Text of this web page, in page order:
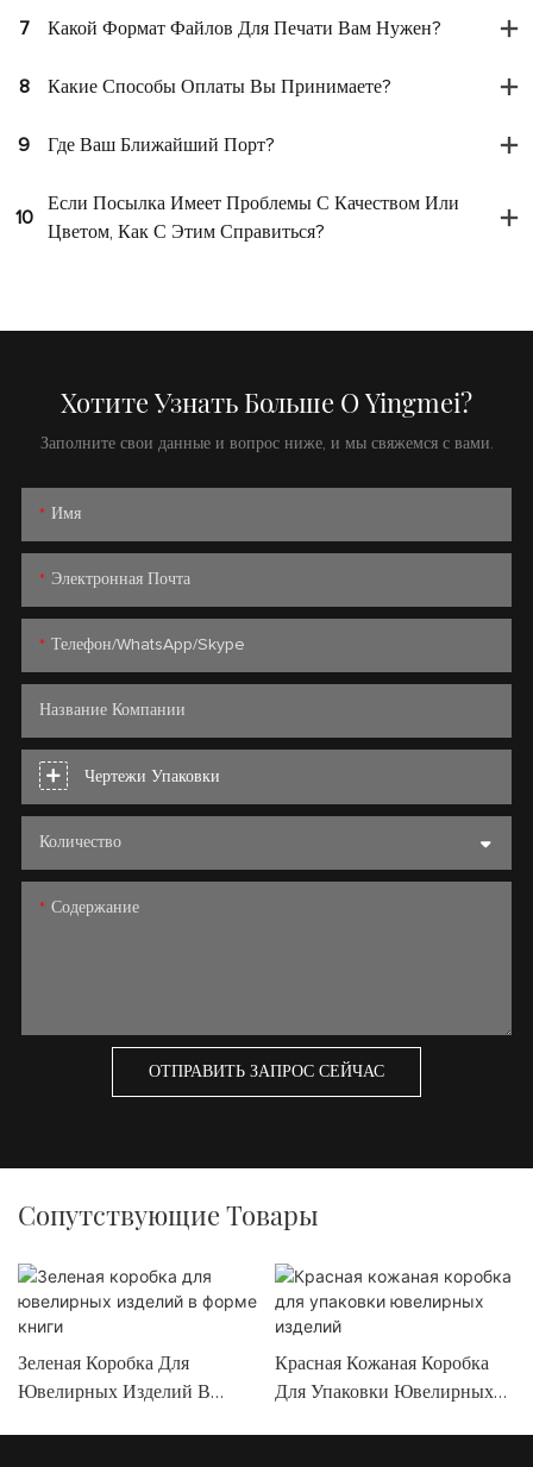
7 Какой Формат Файлов Для Печати Вам Нужен?
8 Какие Способы Оплаты Вы Принимаете?
9 Где Ваш Ближайший Порт?
10
Если Посылка Имеет Проблемы С Качеством Или
Цветом, Как С Этим Справиться?
Хотите Узнать Больше О Yingmei?
Заполните свои данные и вопрос ниже, и мы свяжемся с вами.
Имя
Электронная Почта
Телефон/WhatsApp/Skype
Название Компании
Чертежи Упаковки
Количество
Содержание
ОТПРАВИТЬ ЗАПРОС СЕЙЧАС
Сопутствующие Товары
Зеленая Коробка Для
Ювелирных Изделий В
Красная Кожаная Коробка
Для Упаковки Ювелирных